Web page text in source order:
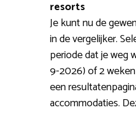
resorts
Je kunt nu de
in de vergelijker.
periode dat je weg
9-2026) of 2
een
accommodaties.